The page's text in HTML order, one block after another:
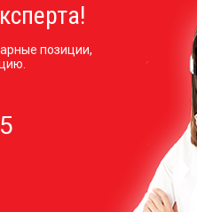
позиции,